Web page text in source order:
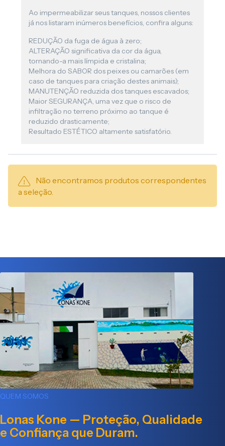
Ao impermeabilizar seus tanques, nossos clientes
já nos listaram inúmeros benefícios, confira alguns:
REDUÇÃO da fuga de água à zero;
ALTERAÇÃO significativa da cor da água,
tornando-a mais límpida e cristalina;
Melhora do SABOR dos peixes ou camarões (em
caso de tanques para criação destes animais);
MANUTENÇÃO reduzida dos tanques escavados;
Maior SEGURANÇA, uma vez que o risco de
infiltração no terreno próximo ao tanque é
reduzido drasticamente;
Resultado ESTÉTICO altamente satisfatório.
Não encontramos produtos correspondentes
a seleção.
QUEM SOMOS
Lonas Kone — Proteção, Qualidade
e Confiança que Duram.